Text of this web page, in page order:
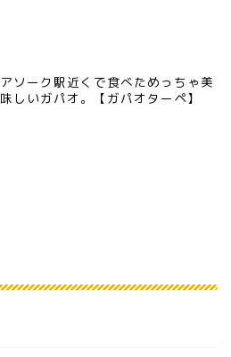
アソーク駅近くで食べためっちゃ美
味しいガパオ。【ガパオターペ】